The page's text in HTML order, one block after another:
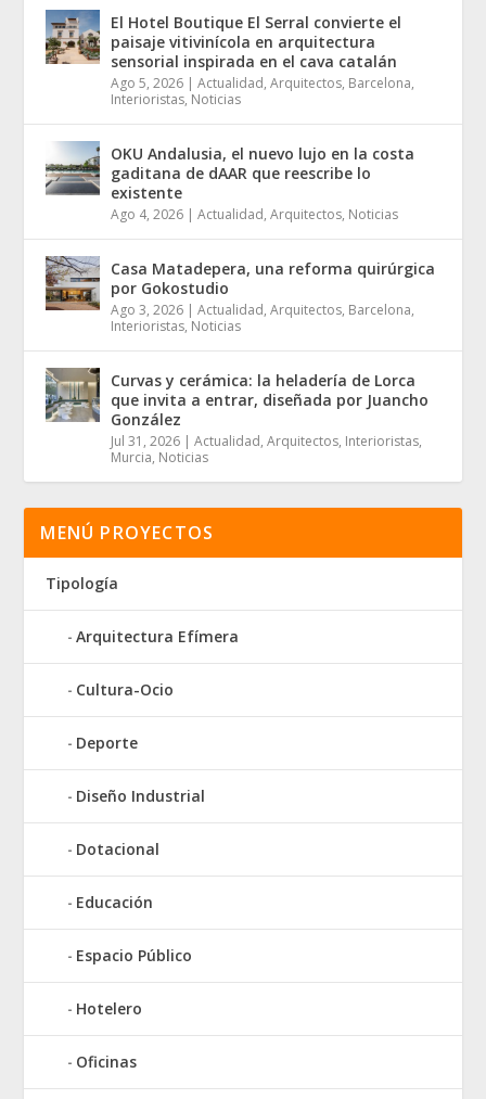
El Hotel Boutique El Serral convierte el
paisaje vitivinícola en arquitectura
sensorial inspirada en el cava catalán
Ago 5, 2026 |Actualidad,Arquitectos, Barcelona,
Interioristas, Noticias
OKU Andalusia, el nuevo lujo en la costa
gaditana de dAAR que reescribe lo
existente
Ago 4, 2026 |Actualidad,Arquitectos, Noticias
Casa Matadepera, una reforma quirúrgica
por Gokostudio
Ago 3, 2026 |Actualidad,Arquitectos, Barcelona,
Interioristas, Noticias
Curvas y cerámica: la heladería de Lorca
que invita a entrar, diseñada por Juancho
González
Jul 31, 2026 |Actualidad,Arquitectos, Interioristas,
Murcia, Noticias
MENÚ PROYECTOS
Tipología
Arquitectura Efímera
Cultura-Ocio
Deporte
Diseño Industrial
Dotacional
Educación
Espacio Público
Hotelero
Oficinas